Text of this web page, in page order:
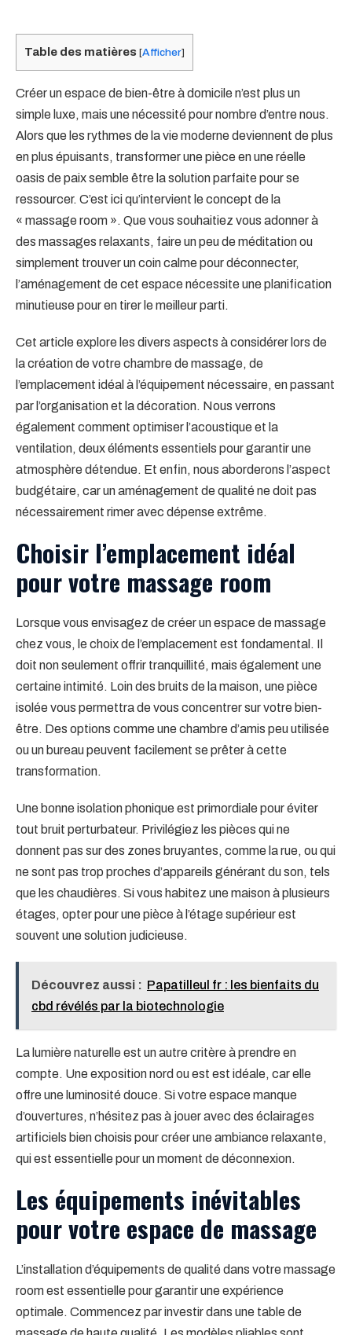
Table des matières [Afficher]
Créer un espace de bien-être à domicile n’est plus un
simple luxe, mais une nécessité pour nombre d’entre nous.
Alors que les rythmes de la vie moderne deviennent de plus
en plus épuisants, transformer une pièce en une réelle
oasis de paix semble être la solution parfaite pour se
ressourcer. C’est ici qu’intervient le concept de la
« massage room ». Que vous souhaitiez vous adonner à
des massages relaxants, faire un peu de méditation ou
simplement trouver un coin calme pour déconnecter,
l’aménagement de cet espace nécessite une planification
minutieuse pour en tirer le meilleur parti.
Cet article explore les divers aspects à considérer lors de
la création de votre chambre de massage, de
l’emplacement idéal à l’équipement nécessaire, en passant
par l’organisation et la décoration. Nous verrons
également comment optimiser l’acoustique et la
ventilation, deux éléments essentiels pour garantir une
atmosphère détendue. Et enfin, nous aborderons l’aspect
budgétaire, car un aménagement de qualité ne doit pas
nécessairement rimer avec dépense extrême.
Choisir l’emplacement idéal
pour votre massage room
Lorsque vous envisagez de créer un espace de massage
chez vous, le choix de l’emplacement est fondamental. Il
doit non seulement offrir tranquillité, mais également une
certaine intimité. Loin des bruits de la maison, une pièce
isolée vous permettra de vous concentrer sur votre bien-
être. Des options comme une chambre d’amis peu utilisée
ou un bureau peuvent facilement se prêter à cette
transformation.
Une bonne isolation phonique est primordiale pour éviter
tout bruit perturbateur. Privilégiez les pièces qui ne
donnent pas sur des zones bruyantes, comme la rue, ou qui
ne sont pas trop proches d’appareils générant du son, tels
que les chaudières. Si vous habitez une maison à plusieurs
étages, opter pour une pièce à l’étage supérieur est
souvent une solution judicieuse.
Découvrez aussi : Papatilleul fr : les bienfaits du
cbd révélés par la biotechnologie
La lumière naturelle est un autre critère à prendre en
compte. Une exposition nord ou est est idéale, car elle
offre une luminosité douce. Si votre espace manque
d’ouvertures, n’hésitez pas à jouer avec des éclairages
artificiels bien choisis pour créer une ambiance relaxante,
qui est essentielle pour un moment de déconnexion.
Les équipements inévitables
pour votre espace de massage
L’installation d’équipements de qualité dans votre massage
room est essentielle pour garantir une expérience
optimale. Commencez par investir dans une table de